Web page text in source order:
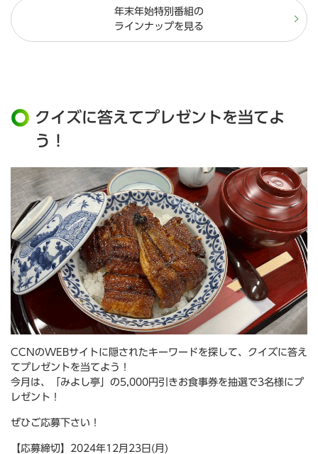
年末年始特別番組の
ラインナップを見る
クイズに答えてプレゼントを当てよ
う！
CCNのWEBサイトに隠されたキーワードを探して、クイズに答え
てプレゼントを当てよう！
今月は、「みよし亭」の5,000円引きお食事券を抽選で3名様にプ
レゼント！
ぜひご応募下さい！
【応募締切】2024年12月23日(月)